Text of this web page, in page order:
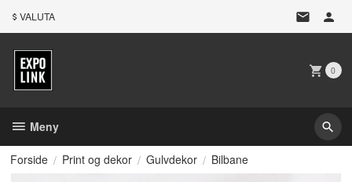
VALUTA
0
Meny
Forside Print og dekor Gulvdekor Bilbane